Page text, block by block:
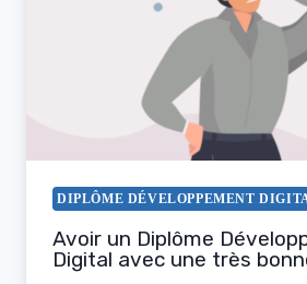
DIPLÔME DÉVELOPPEMENT
Avoir un Diplôme
Digital avec une très